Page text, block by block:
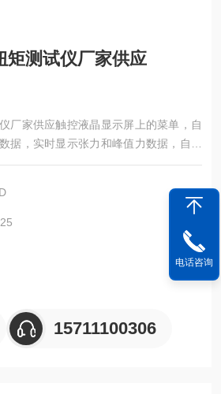
矩测试仪厂家供应
厂家供应触控液晶显示屏上的菜单，自
据，实时显示张力和峰值力数据，自动
十次测试报告。
15711100306
电话咨询